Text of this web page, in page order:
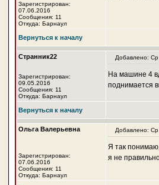
Зарегистрирован:
07.06.2016
Сообщения: 11
Откуда: Барнаул
Вернуться к началу
Странник22
Зарегистрирован:
09.05.2016
Сообщения: 11
Откуда: Барнаул
Добавлено:
На машине 4
поднимается
Вернуться к началу
Ольга Валерьевна
Зарегистрирован:
07.06.2016
Сообщения: 11
Откуда: Барнаул
Добавлено:
Я так
я не